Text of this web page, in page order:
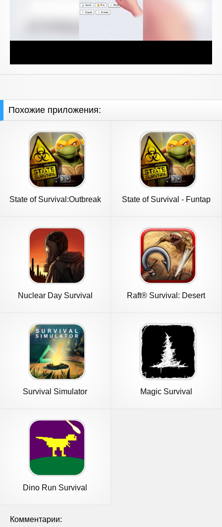
Похожие приложения:
State of Survival:Outbreak State of Survival - Funtap
Nuclear Day Survival
Raft® Survival: Desert
Survival Simulator Magic Survival
Dino Run Survival
Комментарии: